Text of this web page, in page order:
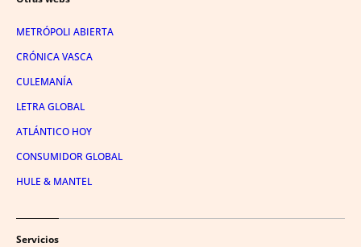
METRÓPOLI ABIERTA
CRÓNICA VASCA
CULEMANÍA
LETRA GLOBAL
ATLÁNTICO HOY
CONSUMIDOR GLOBAL
HULE & MANTEL
Servicios